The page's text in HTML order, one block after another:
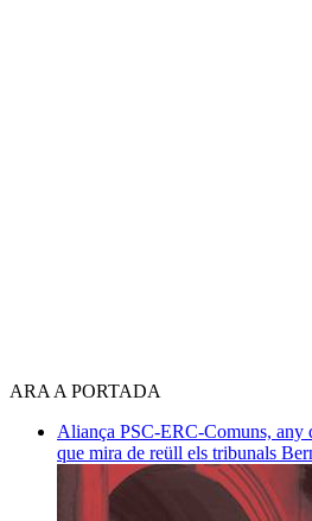
ARA A PORTADA
Aliança PSC-ERC-Comuns, any
que mira de reüll els tribunals